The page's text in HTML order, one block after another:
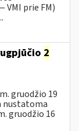
prie FM)
2
gruodžio 19
nustatoma
gruodžio 16